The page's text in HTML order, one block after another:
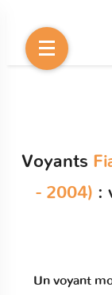
Voyants
- 2004) :
Un voyant